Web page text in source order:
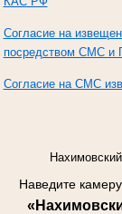
Согласие на
посредством СМС и
Согласие на СМС
Наведите